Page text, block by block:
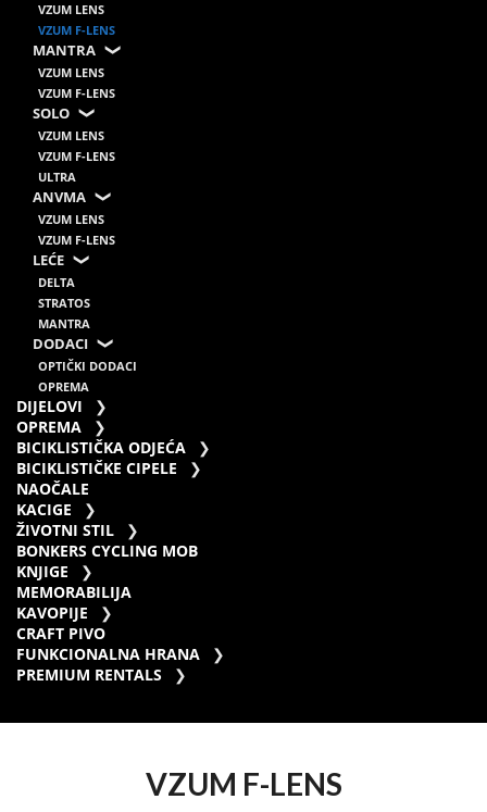
VZUM LENS
VZUM F-LENS
MANTRA
VZUM LENS
VZUM F-LENS
SOLO
VZUM LENS
VZUM F-LENS
ULTRA
ANVMA
VZUM LENS
VZUM F-LENS
LEĆE
DELTA
STRATOS
MANTRA
DODACI
OPTIČKI DODACI
OPREMA
DIJELOVI
OPREMA
BICIKLISTIČKA ODJEĆA
BICIKLISTIČKE CIPELE
NAOČALE
KACIGE
ŽIVOTNI STIL
BONKERS CYCLING MOB
KNJIGE
MEMORABILIJA
KAVOPIJE
CRAFT PIVO
FUNKCIONALNA HRANA
PREMIUM RENTALS
VZUM F-LENS